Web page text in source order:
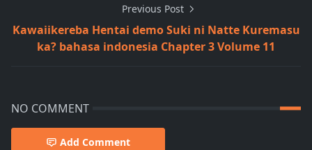
Previous Post
Kawaiikereba Hentai demo Suki ni Natte Kuremasu
ka? bahasa indonesia Chapter 3 Volume 11
NO COMMENT
Add Comment